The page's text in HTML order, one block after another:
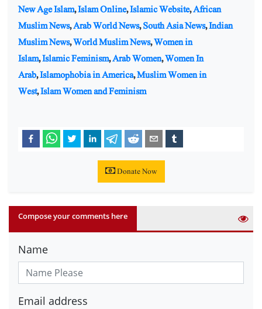
New Age Islam,Islam Online,Islamic Website,African
Muslim News,Arab World News,South Asia News,Indian
Muslim News,World Muslim News,Women in
Islam,Islamic Feminism,Arab Women,Women In
Arab,Islamophobia in America,Muslim Women in
West,Islam Women and Feminism
Donate Now
Compose your comments here
Name
Email address